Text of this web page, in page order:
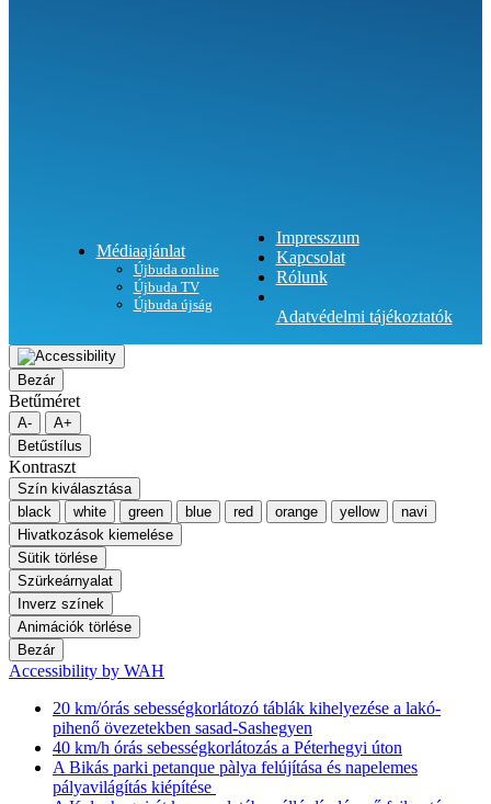
Médiaajánlat
Újbuda online
Újbuda TV
Újbuda újság
Impresszum
Kapcsolat
Rólunk
Adatvédelmi tájékoztatók
Bezár
Betűméret
A-
A+
Betűstílus
Kontraszt
Szín kiválasztása
black
white green blue red orange yellow
navi
Hivatkozások kiemelése
Sütik törlése
Szürkeárnyalat
Inverz színek
Animációk törlése
Bezár
Accessibility by WAH
20 km/órás sebességkorlátozó táblák kihelyezése a lakó-
pihenő övezetekben sasad-Sashegyen
40 km/h órás sebességkorlátozás a Péterhegyi úton
A Bikás parki petanque pàlya felújítása és napelemes
pályavilágítás kiépítése